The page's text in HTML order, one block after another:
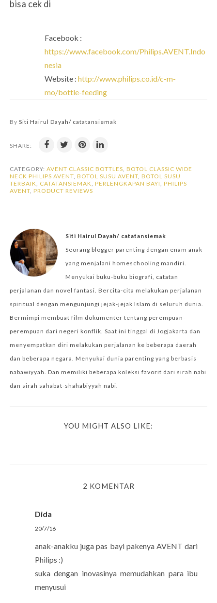
bisa cek di
Facebook :
https://www.facebook.com/Philips.AVENT.Indo
nesia
Website : http://www.philips.co.id/c-m-
mo/bottle-feeding
By Siti Hairul Dayah/ catatansiemak
SHARE:
CATEGORY: AVENT CLASSIC BOTTLES BOTOL CLASSIC WIDE
NECK PHILIPS AVENT BOTOL SUSU AVENT BOTOL SUSU
TERBAIK
CATATANSIEMAK PERLENGKAPAN BAYI PHILIPS
AVENT PRODUCT REVIEWS
Siti Hairul Dayah/ catatansiemak
Seorang blogger parenting dengan enam anak
yang menjalani homeschooling mandiri.
Menyukai buku-buku biografi, catatan
perjalanan dan novel fantasi. Bercita-cita melakukan perjalanan
spiritual dengan mengunjungi jejak-jejak Islam di seluruh dunia.
Bermimpi membuat film dokumenter tentang perempuan-
perempuan dari negeri konflik. Saat ini tinggal di Jogjakarta dan
menyempatkan diri melakukan perjalanan ke beberapa daerah
dan beberapa negara. Menyukai dunia parenting yang berbasis
nabawiyyah. Dan memiliki beberapa koleksi favorit dari sirah nabi
dan sirah sahabat-shahabiyyah nabi.
YOU MIGHT ALSO LIKE:
2 KOMENTAR
Dida
20/7/16
anak-anakku juga pas bayi pakenya AVENT dari
Philips :)
suka dengan inovasinya memudahkan para ibu
menyusui